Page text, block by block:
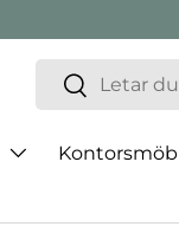
Sök
Sök